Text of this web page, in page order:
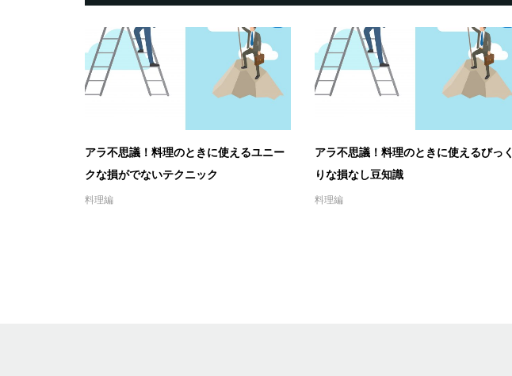
アラ不思議！料理のときに使えるユニー
クな損がでないテクニック
料理編
アラ不思議！料理のときに使えるびっく
りな損なし豆知識
料理編